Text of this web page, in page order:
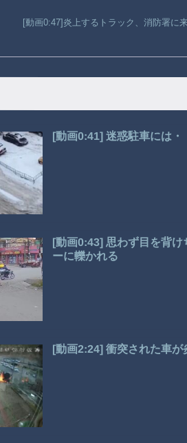
[動画0:47]炎上するトラック、消防署に
[動画0:41] 迷惑駐車には
[動画0:43] 思わず目を背
ーに轢かれる
[動画2:24] 衝突された車